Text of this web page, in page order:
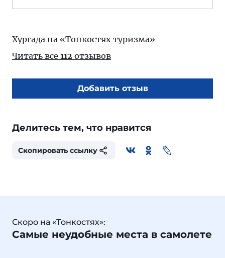
Хургада на «Тонкостях туризма»
Читать все 112 отзывов
Добавить отзыв
Делитесь тем, что нравится
Скопировать ссылку
Скоро на «Тонкостях»:
Самые неудобные места в самолете